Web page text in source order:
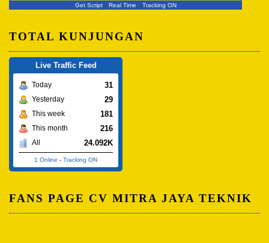
Get Script Real Time Tracking ON
TOTAL KUNJUNGAN
Live Traffic Feed
Today 31
Yesterday 29
This week 181
This month 216
All 24.092K
1 Online - Tracking ON
FANS PAGE CV MITRA JAYA TEKNIK